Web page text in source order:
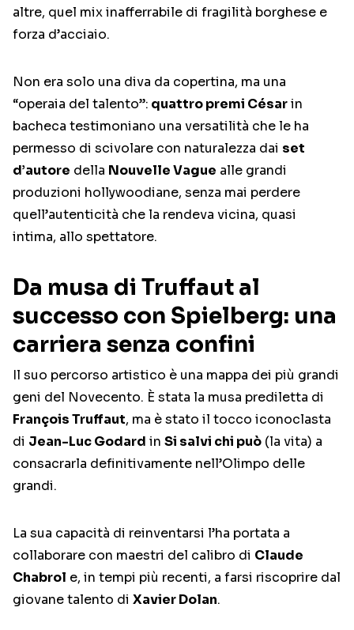
altre, quel mix inafferrabile di fragilità borghese e
forza d’acciaio.
Non era solo una diva da copertina, ma una
“operaia del talento”: quattro premi Césarin
bacheca testimoniano una versatilità che le ha
permesso di scivolare con naturalezza dai set
d’autore della Nouvelle Vague alle grandi
produzioni hollywoodiane, senza mai perdere
quell’autenticità che la rendeva vicina, quasi
intima, allo spettatore.
Da musa di Truffaut al
successo con Spielberg: una
carriera senza confini
Il suo percorso artistico è una mappa dei più grandi
geni del Novecento. È stata la musa prediletta di
François Truffaut, ma è stato il tocco iconoclasta
di Jean-Luc Godard in Si salvi chi può (la vita) a
consacrarla definitivamente nell’Olimpo delle
grandi.
La sua capacità di reinventarsi l’ha portata a
collaborare con maestri del calibro di Claude
Chabrol e, in tempi più recenti, a farsi riscoprire dal
giovane talento di Xavier Dolan.